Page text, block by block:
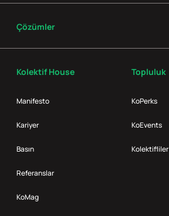
Kolektif House
Manifesto
Kariyer
Basın
Referanslar
KoMag
Topluluk
KoPerks
KoEvents
Kolektifliler
Çözümler